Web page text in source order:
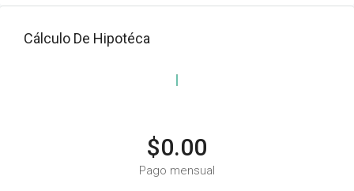
Cálculo De Hipotéca
$0.00
Pago mensual